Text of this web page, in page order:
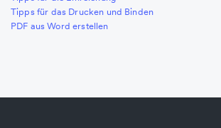
Tipps für das Drucken und Binden
PDF aus Word erstellen